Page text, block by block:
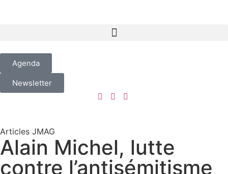
Agenda
Newsletter
Articles JMAG
Alain Michel, lutte
contre l’antisémitisme